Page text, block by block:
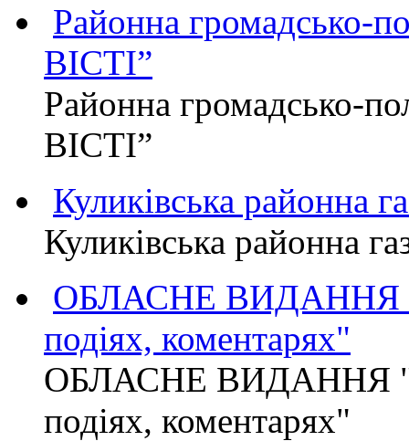
Районна громадсько-
ВІСТІ”
Районна громадсько-
ВІСТІ”
Куликівська районна
Куликівська районна
ОБЛАСНЕ ВИДАННЯ
подіях, коментарях"
ОБЛАСНЕ ВИДАННЯ
подіях, коментарях"